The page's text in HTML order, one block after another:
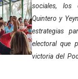
Mérida fortalece el
talleres para
académica de
comunal
sociales, los
Quintero y
estrategias
electoral que
victoria del